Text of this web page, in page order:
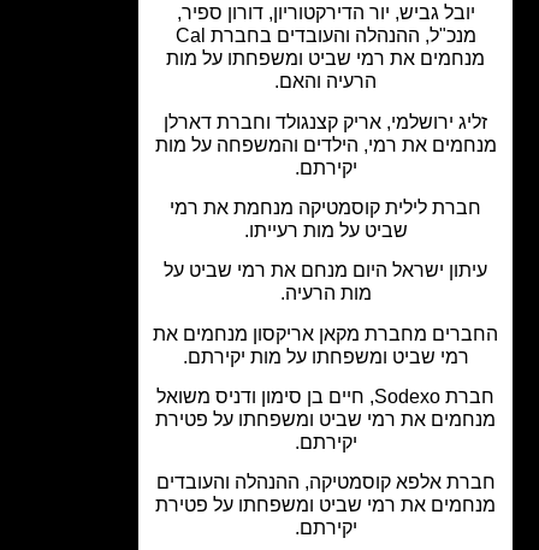
יובל גביש, יור הדירקטוריון, דורון ספיר,
מנכ"ל, ההנהלה והעובדים בחברת Cal
את רמי שביט ומשפחתו על מות
הרעיה והאם.
ירושלמי, אריק קצנגולד וחברת דארלן
את רמי, הילדים והמשפחה על מות
לילית קוסמטיקה מנחמת את רמי
שביט על מות רעייתו.
ישראל היום מנחם את רמי שביט על
מות הרעיה.
מחברת מקאן אריקסון מנחמים את
רמי שביט ומשפחתו על מות יקירתם.
חברת Sodexo, חיים בן סימון ודניס משואל
את רמי שביט ומשפחתו על פטירת
אלפא קוסמטיקה, ההנהלה והעובדים
את רמי שביט ומשפחתו על פטירת